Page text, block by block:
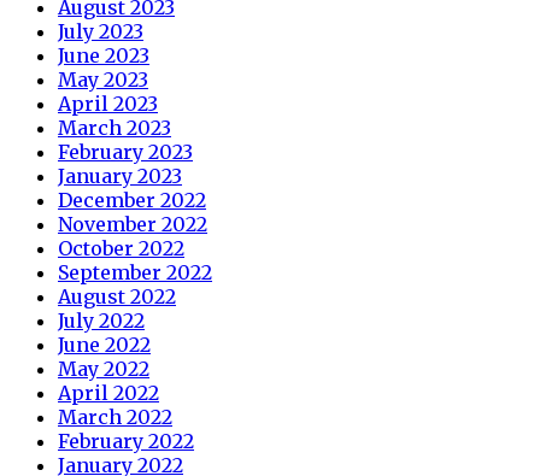
August 2023
July 2023
June 2023
May 2023
April 2023
March 2023
February 2023
January 2023
December 2022
November 2022
October 2022
September 2022
August 2022
July 2022
June 2022
May 2022
April 2022
March 2022
February 2022
January 2022